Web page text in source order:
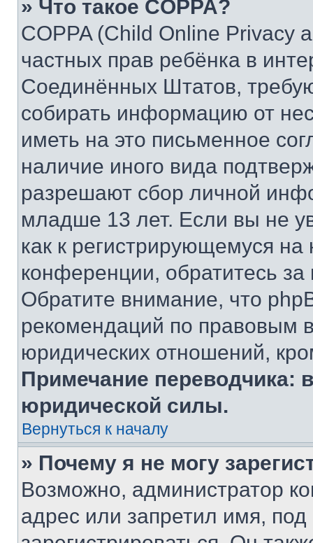
» Что такое COPPA?
COPPA (Child Online Privacy
частных прав ребёнка в
Соединённых Штатов,
собирать информацию от
иметь на это письменное
наличие иного вида
разрешают сбор личной
младше 13 лет. Если вы не
как к регистрирующемуся
конференции, обратитесь
Обратите внимание, что
рекомендаций по правовым
юридических отношений,
Примечание переводчика:
юридической силы.
Вернуться к началу
» Почему я не могу
Возможно, администратор
адрес или запретил имя,